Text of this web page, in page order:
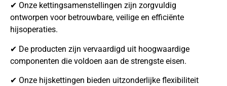
✔ Onze kettingsamenstellingen zijn zorgvuldig
ontworpen voor betrouwbare, veilige en efficiënte
hijsoperaties.
✔ De producten zijn vervaardigd uit hoogwaardige
componenten die voldoen aan de strengste eisen.
✔ Onze hijskettingen bieden uitzonderlijke flexibiliteit